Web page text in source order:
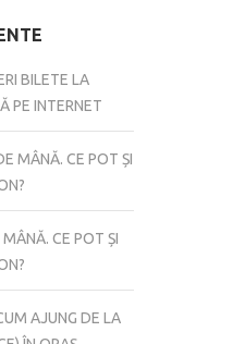
BILETE LA
PE INTERNET
MÂNĂ. CE POT ȘI
CE POT ȘI
AJUNG DE LA